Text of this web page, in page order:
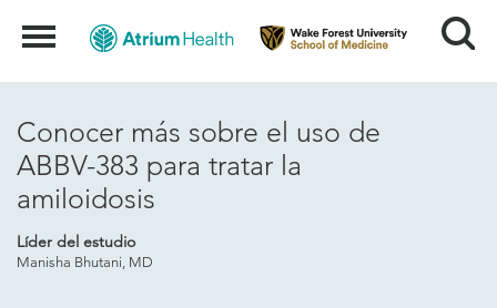
Menu Search
Conocer más sobre el uso de
ABBV-383 para tratar la
amiloidosis
Líder del estudio
Manisha Bhutani, MD